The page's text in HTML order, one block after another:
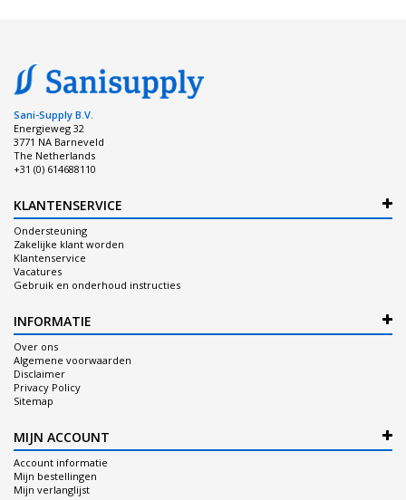
Sani-Supply B.V.
Energieweg 32
3771 NA Barneveld
The Netherlands
+31 (0) 614688110
KLANTENSERVICE
Ondersteuning
Zakelijke klant worden
Klantenservice
Vacatures
Gebruik en onderhoud instructies
INFORMATIE
Over ons
Algemene voorwaarden
Disclaimer
Privacy Policy
Sitemap
MIJN ACCOUNT
Account informatie
Mijn bestellingen
Mijn verlanglijst